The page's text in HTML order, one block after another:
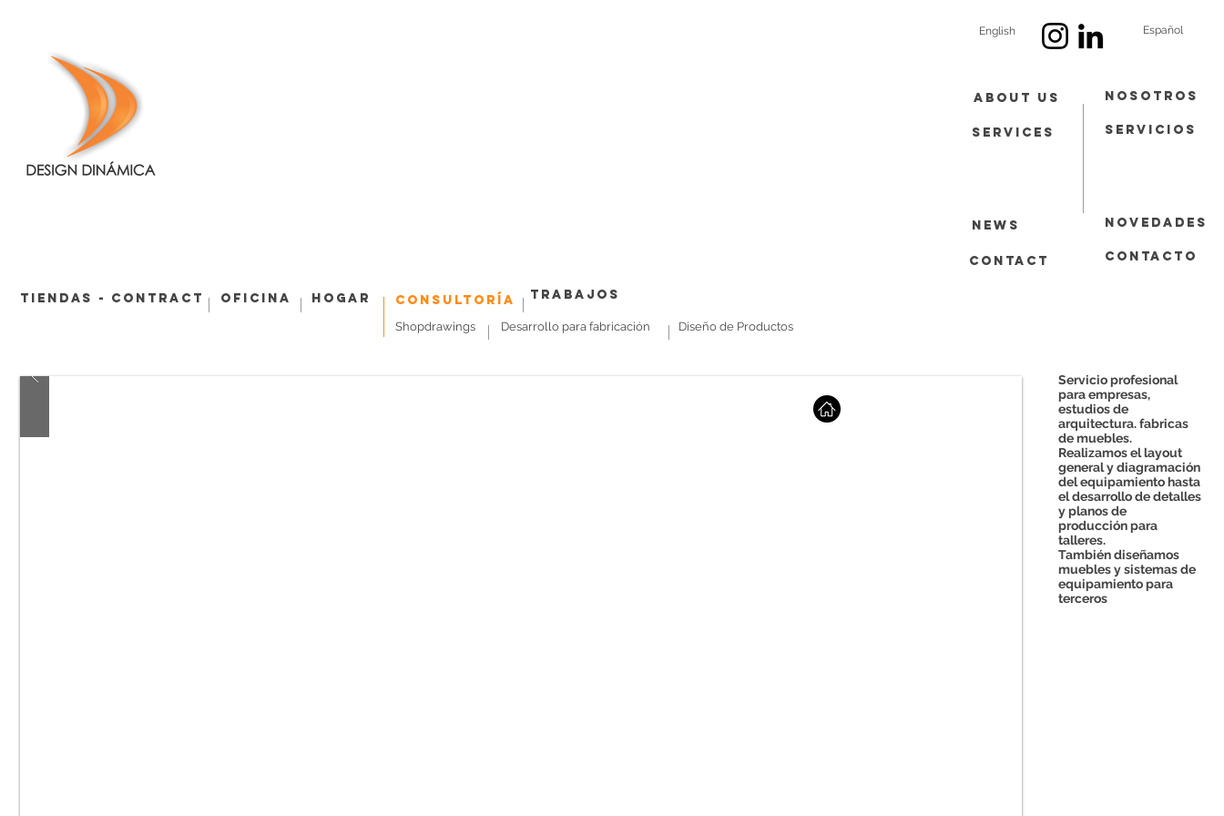
English Español
About Us
Services
Nosotros
Servicios
News
Contact
Novedades
contacto
Tiendas - Contract Oficina Hogar Trabajos
Consultoría
Desarrollo para fabricación
Shopdrawings Diseño de Productos
Servicio profesional
para empresas,
estudios de
arquitectura. fabricas
de muebles.
Realizamos el layout
general y diagramación
delequipamientohasta
el desarrollo de detalles
y planos de
producciónpara
talleres.
Tambiéndiseñamos
muebles y sistemas de
equipamiento para
terceros